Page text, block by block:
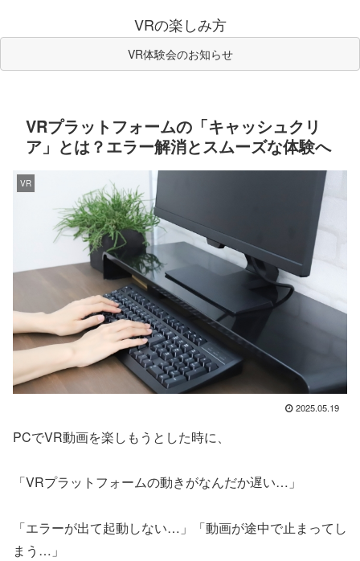
VRの楽しみ方
VR体験会のお知らせ
VRプラットフォームの「キャッシュクリ
ア」とは？エラー解消とスムーズな体験へ
VR
2025.05.19
PCでVR動画を楽しもうとした時に、
「VRプラットフォームの動きがなんだか遅い…」
「エラーが出て起動しない…」「動画が途中で止まってし
まう…」